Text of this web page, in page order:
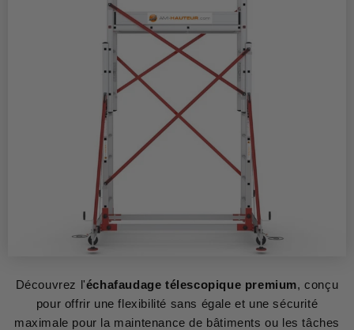
Découvrez l'échafaudage télescopique premium, conçu
pour offrir une flexibilité sans égale et une sécurité
maximale pour la maintenance de bâtiments ou les tâches